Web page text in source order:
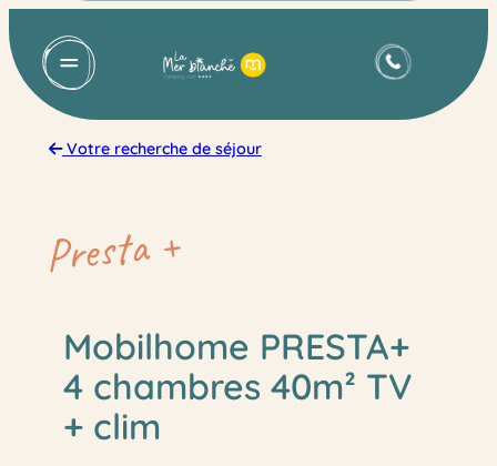
au
contenu
Votre recherche de séjour
Presta +
Mobilhome PRESTA+
4 chambres 40m² TV
+ clim